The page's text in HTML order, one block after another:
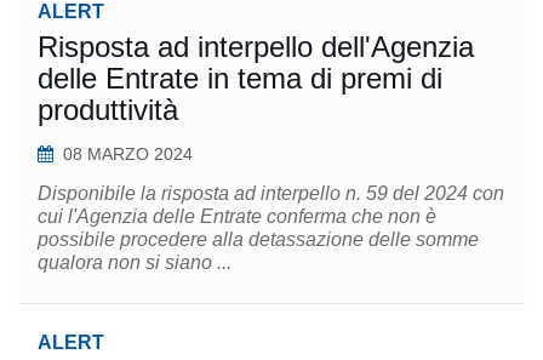
ALERT
Risposta ad interpello dell'Agenzia
delle Entrate in tema di premi di
produttività
08 MARZO 2024
Disponibile la risposta ad interpello n. 59 del 2024 con
cui l'Agenzia delle Entrate conferma che non è
possibile procedere alla detassazione delle somme
qualora non si siano ...
ALERT